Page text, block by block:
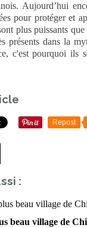
Aujourd’hui
pour protéger et
plus puissants
présents dans la
c'est pourquoi ils
Repost
:
beau village de